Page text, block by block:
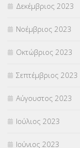
Δεκέμβριος 2023
Νοέμβριος 2023
Οκτώβριος 2023
Σεπτέμβριος 2023
Αύγουστος 2023
Ιούλιος 2023
Ιούνιος 2023